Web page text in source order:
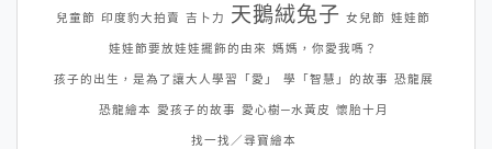
兒童節 印度豹大拍賣 吉卜力 天鵝絨兔子 女兒節 娃娃節
娃娃節要放娃娃擺飾的由來 媽媽，你愛我嗎？
孩子的出生，是為了讓大人學習「愛」 學「智慧」的故事 恐龍展
恐龍繪本 愛孩子的故事 愛心樹─水黃皮 懷胎十月
找一找／尋寶繪本